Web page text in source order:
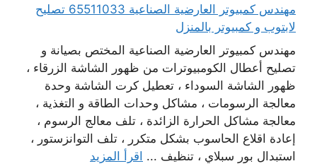
مهندس كمبيوتر العارضية الصناعية 65511033 تصليح
لابتوب و كمبيوتر بالمنزل
مهندس كمبيوتر العارضية الصناعية المختص بصيانة و
تصليح أعطال الكومبيوترات من ظهور الشاشة الزرقاء ،
ظهور الشاشة السوداء ، تعطيل كرت الشاشة وحدة
معالجة الرسومات ، مشاكل وحدات الطاقة و التغذية ،
معالجة مشاكل الحرارة الزائدة ، تلف معالج الرسوم ،
إعادة اقلاع الحاسوب بشكل متكرر ، تلف التوانزستور ،
استبدال بور سبلاي ، تنظيف ... اقرأ المزيد